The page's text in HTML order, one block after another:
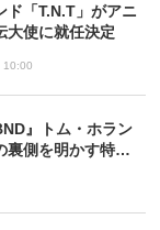
ド「T.N.T」がアニ
大使に就任決定
10:00
』トム・ホラン
裏側を明かす特別